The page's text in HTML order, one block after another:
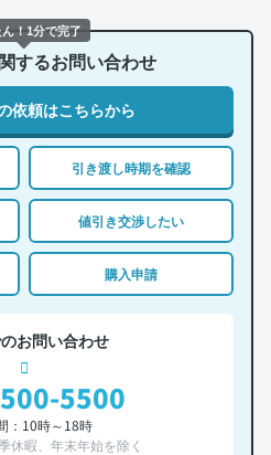
するお問い合わせ
依頼はこちらから
引き渡し時期を確認
値引き交渉したい
購入申請
お問い合わせ
5500
：10時～18時
休暇、年末年始を除く
！1分で完了